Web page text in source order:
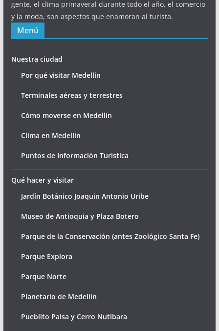
gente, el clima primaveral durante todo el año, el comercio
y la moda, son aspectos que enamoran al turista.
Menú
Nuestra ciudad
Por qué visitar Medellín
Terminales aéreas y terrestres
Cómo moverse en Medellín
Clima en Medellín
Puntos de Información Turística
Qué hacer y visitar
Jardín Botánico Joaquin Antonio Uribe
Museo de Antioquia y Plaza Botero
Parque de la Conservación (antes Zoológico Santa Fe)
Parque Explora
Parque Norte
Planetario de Medellín
Pueblito Paisa y Cerro Nutibara